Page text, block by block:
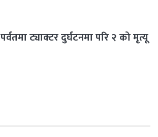
पर्वतमा ट्याक्टर दुर्घटनमा परि २ को मृत्यू